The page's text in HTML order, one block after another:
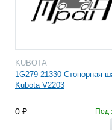
KUBOTA
1G279-21330 Стопорная
Kubota V2203
0 Под